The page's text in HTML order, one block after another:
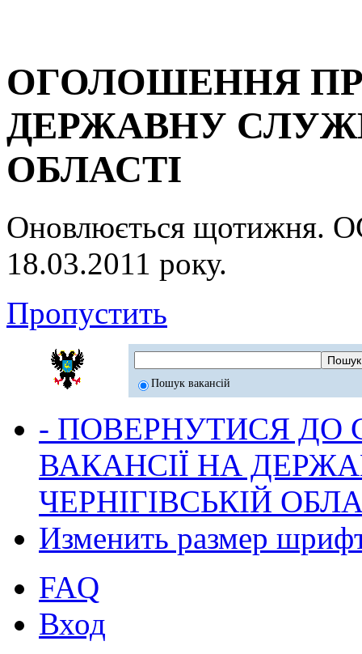
ОГОЛОШЕННЯ
ДЕРЖАВНУ
ОБЛАСТІ
Оновлюється
18.03.2011 року.
Пропустить
Пошук вакансій
- ПОВЕРНУТИСЯ ДО
ВАКАНСІЇ НА
ЧЕРНІГІВСЬКІЙ
Изменить размер
FAQ
Вход